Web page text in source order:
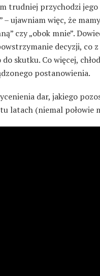
trudniej przychodzi jego
– ujawniam więc, że
czy „obok mnie”.
decyzji, co
skutku. Co więcej,
postanowienia.
dar, jakiego
latach (niemal połowie